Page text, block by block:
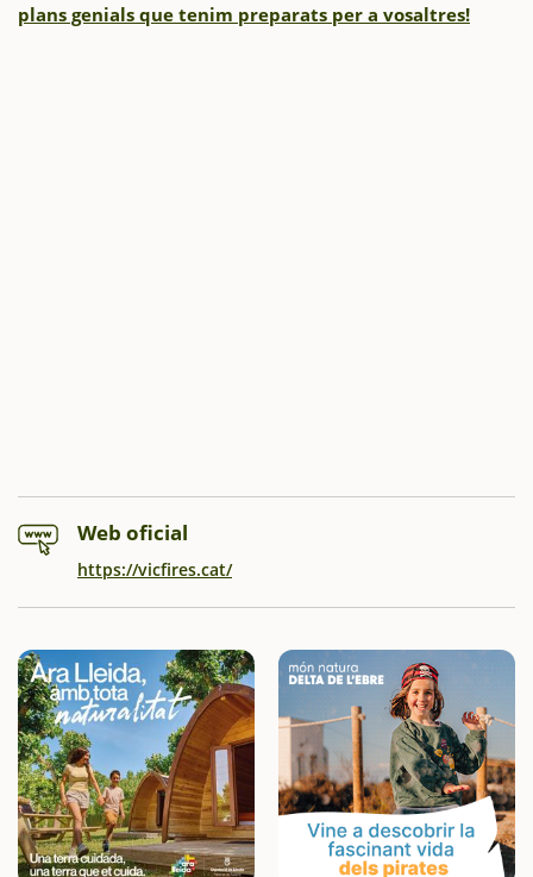
plans genials que tenim preparats per a vosaltres!
Web oficial
https://vicfires.cat/